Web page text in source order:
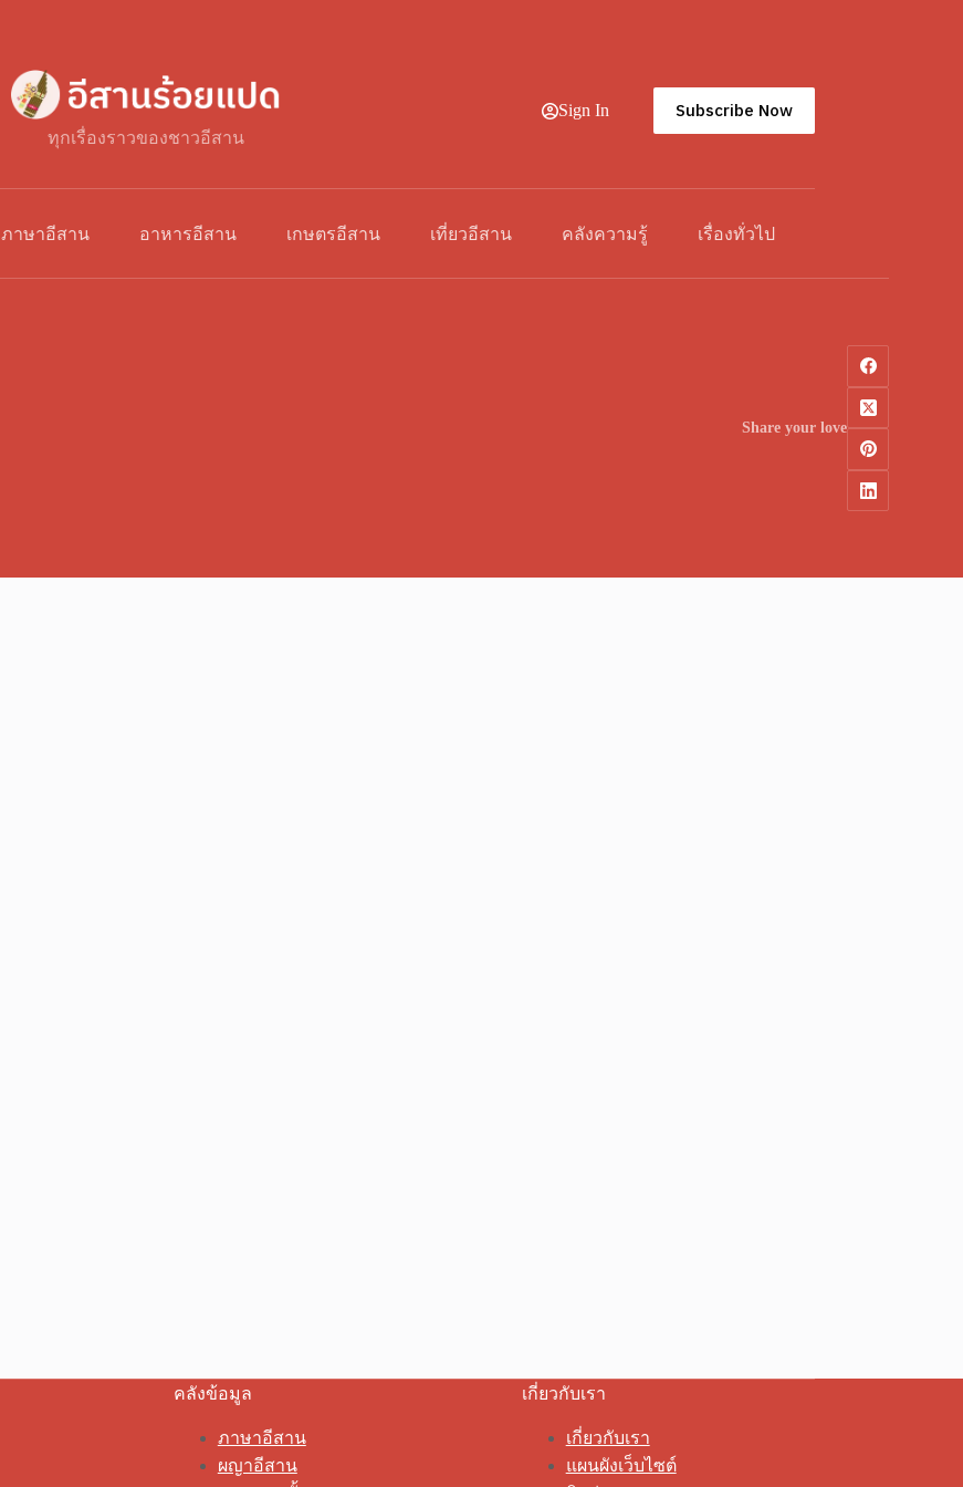
ทุกเรื่องราวของชาวอีสาน
Sign In Subscribe Now
ภาษาอีสาน อาหารอีสาน เกษตรอีสาน เที่ยวอีสาน คลังความรู้ เรื่องทั่วไป
Share your love
คลังข้อมูล
ภาษาอีสาน
ผญาอีสาน
เกี่ยวกับเรา
เกี่ยวกับเรา
แผนผังเว็บไซต์